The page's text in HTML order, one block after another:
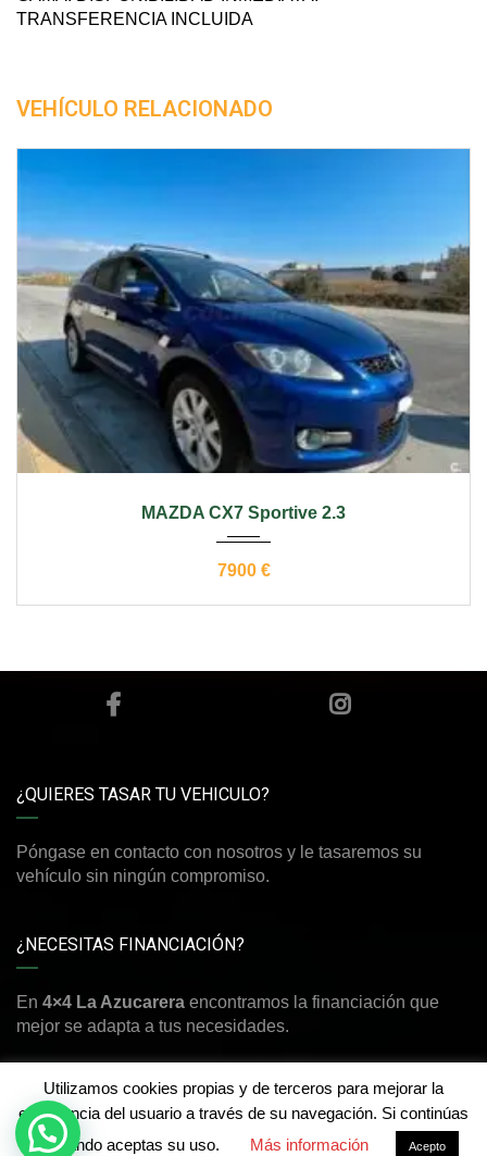
TRANSFERENCIA INCLUIDA
VEHÍCULO RELACIONADO
MAZDA CX7 Sportive 2.3
7900 €
¿QUIERES TASAR TU VEHICULO?
Póngase en contacto con nosotros y le tasaremos su
vehículo sin ningún compromiso.
¿NECESITAS FINANCIACIÓN?
En 4×4 La Azucarera encontramos la financiación que
mejor se adapta a tus necesidades.
©Derechos de autor20264x4 La Azucarera
Utilizamos cookies propias y de terceros para mejorar la
experiencia del usuario a través de su navegación. Si continúas
navegando aceptas su uso.
Más información Acepto